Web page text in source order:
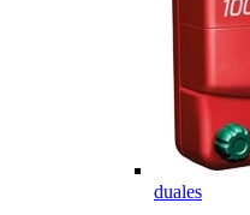
duales